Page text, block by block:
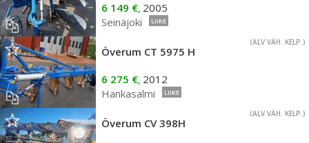
6 149 €, 2005
Seinäjoki
LIIKE
(ALV VÄH. KELP.)
Överum CT 5975 H
6 275 €, 2012
Hankasalmi
LIIKE
(ALV VÄH. KELP.)
Överum CV 398H